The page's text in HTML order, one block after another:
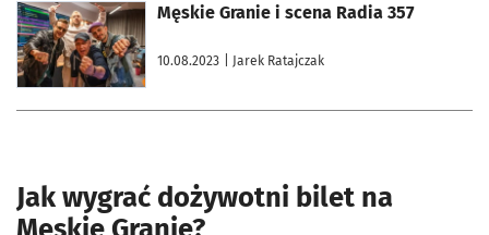
Męskie Granie i scena Radia 357
10.08.2023 | Jarek Ratajczak
otworzy się w nowej karcie
Jak wygrać dożywotni bilet na